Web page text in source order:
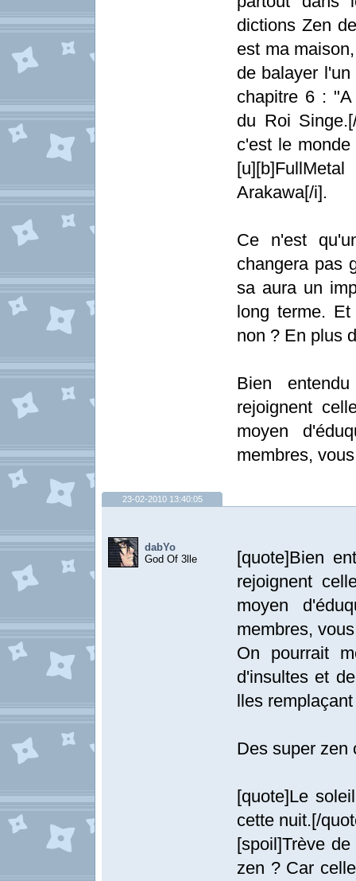
dictions Zen
est ma
de balayer
chapitre 6 :
du Roi
c'est le
Arakawa[/i].
Ce n'est
changera pas
sa aura un
long terme.
non ? En plus
Bien
rejoignent
moyen
membres,
23-02-2010 13:40:05
dabYo
God Of 3lle
[quote]Bien
rejoignent
moyen
membres,
On pourrait
d'insultes et
lles
Des super zen
[quote]Le
cette nuit.[/
[spoil]Trève
zen ? Car